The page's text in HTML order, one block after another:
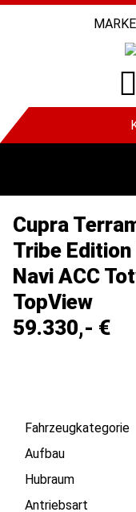
Cupra
Tribe Edition
Navi ACC
TopView
59.330,- €
Fahrzeugkategorie
Aufbau
Hubraum
Antriebsart